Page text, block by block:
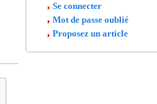
Se connecter
Mot de passe oublié
Proposez un article